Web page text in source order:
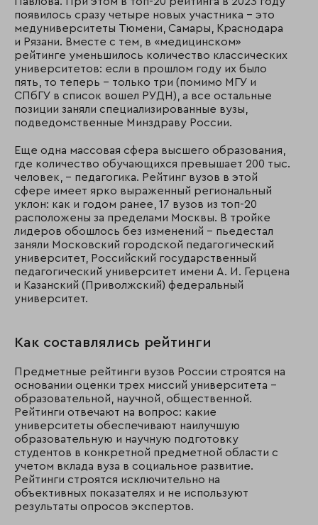
появилось сразу четыре новых участника – это
медуниверситеты Тюмени, Самары, Краснодара
и Рязани. Вместе с тем, в «медицинском»
рейтинге уменьшилось количество классических
университетов: если в прошлом году их было
пять, то теперь – только три (помимо МГУ и
СПбГУ в список вошел РУДН), а все остальные
позиции заняли специализированные вузы,
подведомственные Минздраву России.
Еще одна массовая сфера высшего образования,
где количество обучающихся превышает 200 тыс.
человек, – педагогика. Рейтинг вузов в этой
сфере имеет ярко выраженный региональный
уклон: как и годом ранее, 17 вузов из топ-20
расположены за пределами Москвы. В тройке
лидеров обошлось без изменений – пьедестал
заняли Московский городской педагогический
университет, Российский государственный
педагогический университет имени А. И. Герцена
и Казанский (Приволжский) федеральный
университет.
Как составлялись рейтинги
Предметные рейтинги вузов России строятся на
основании оценки трех миссий университета –
образовательной, научной, общественной.
Рейтинги отвечают на вопрос: какие
университеты обеспечивают наилучшую
образовательную и научную подготовку
студентов в конкретной предметной области с
учетом вклада вуза в социальное развитие.
Рейтинги строятся исключительно на
объективных показателях и не используют
результаты опросов экспертов.